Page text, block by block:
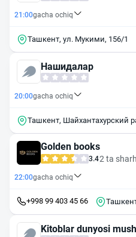
21:00gacha ochiq
Ташкент, ул. Мукими, 156/1
Нашидалар
20:00gacha ochiq
Ташкент, Шайхантахурский
Golden books
3.42 ta sharh
22:00gacha ochiq
+998 99 403 45 66
Kitoblar dunyosi